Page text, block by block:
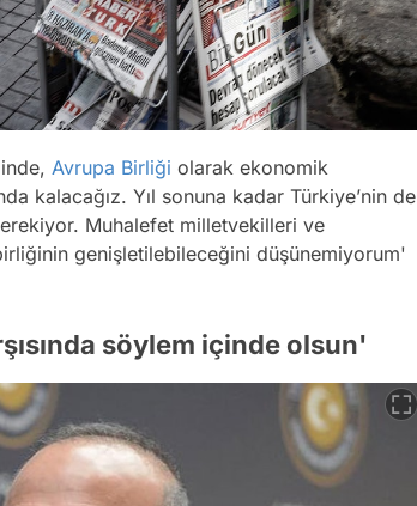
Avrupa Birliği olarak ekonomik
kalacağız. Yıl sonuna kadar Türkiye’nin de
Muhalefet milletvekilleri ve
genişletilebileceğini düşünemiyorum'
söylem içinde olsun'